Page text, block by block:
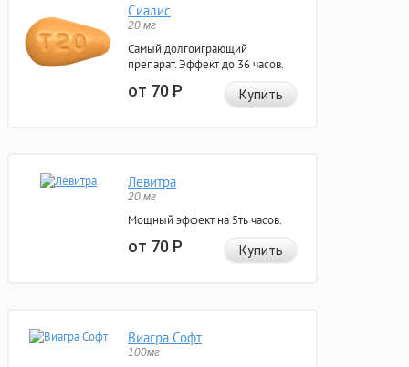
Сиалис
20 мг
Самый долгоиграющий
препарат. Эффект до 36 часов.
от 70Р Купить
Левитра
20 мг
Мощный эффект на 5ть часов.
от 70Р Купить
Виагра Софт
100мг